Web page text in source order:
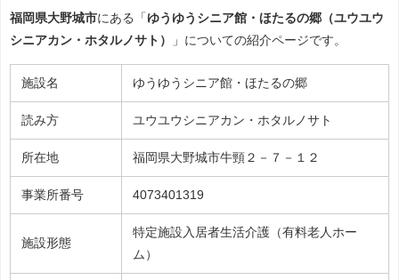
福岡県大野城市にある「 ゆうゆうシニア館・ほたるの郷（ユウユウ
シニアカン・ホタルノサト）
」についての紹介ページです。
施設名 ゆうゆうシニア館・ほたるの郷
読み方 ユウユウシニアカン・ホタルノサト
所在地 福岡県大野城市牛頸２－７－１２
事業所番号 4073401319
施設形態
特定施設入居者生活介護（有料老人ホー
ム）